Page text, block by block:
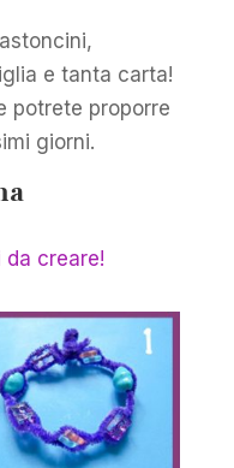
e tanta carta!
potrete proporre
giorni.
creare!